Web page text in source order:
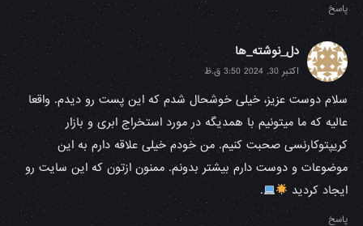
پاسخ
دل_نوشته_ها
اکتبر 30, 2024 3:50 ق.ظ
سلام دوست عزیز، خیلی خوشحال شدم که این پست رو دیدم. واقعا
عالیه که ما میتونیم با همدیگه در مورد استخراج ابری و بازار
کریپتوکارنسی صحبت کنیم. من خودم خیلی علاقه دارم به این
موضوعات و دوست دارم بیشتر بدونم. ممنون ازتون که این سایت رو
ایجاد کردید
.
پاسخ